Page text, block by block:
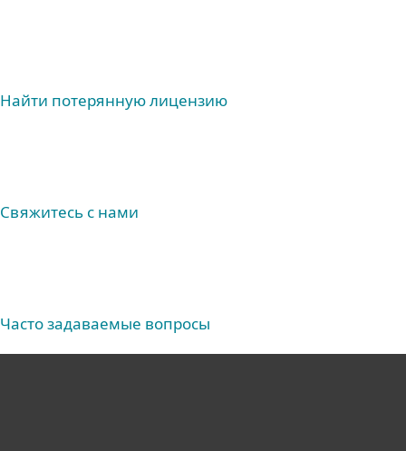
Найти потерянную лицензию
Свяжитесь с нами
Часто задаваемые вопросы